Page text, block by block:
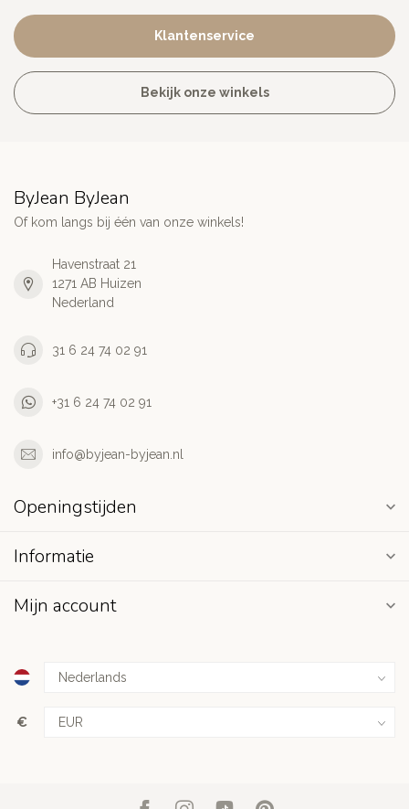
Klantenservice
Bekijk onze winkels
ByJean ByJean
Of kom langs bij één van onze winkels!
Havenstraat 21
1271 AB Huizen
Nederland
31 6 24 74 02 91
+31 6 24 74 02 91
info@byjean-byjean.nl
Openingstijden
Informatie
Mijn account
€